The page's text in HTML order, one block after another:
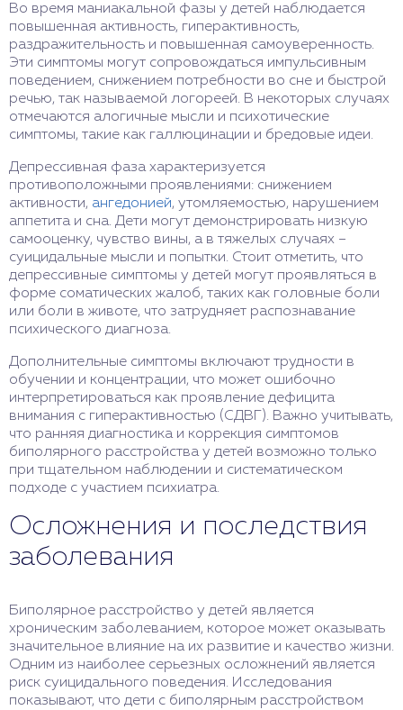
Во время маниакальной фазы у детей наблюдается
повышенная активность, гиперактивность,
раздражительность и повышенная самоуверенность.
Эти симптомы могут сопровождаться импульсивным
поведением, снижением потребности во сне и быстрой
речью, так называемой логореей. В некоторых случаях
отмечаются алогичные мысли и психотические
симптомы, такие как галлюцинации и бредовые идеи.
Депрессивная фаза характеризуется
противоположными проявлениями: снижением
активности, ангедонией, утомляемостью, нарушением
аппетита и сна. Дети могут демонстрировать низкую
самооценку, чувство вины, а в тяжелых случаях –
суицидальные мысли и попытки. Стоит отметить, что
депрессивные симптомы у детей могут проявляться в
форме соматических жалоб, таких как головные боли
или боли в животе, что затрудняет распознавание
психического диагноза.
Дополнительные симптомы включают трудности в
обучении и концентрации, что может ошибочно
интерпретироваться как проявление дефицита
внимания с гиперактивностью (СДВГ). Важно учитывать,
что ранняя диагностика и коррекция симптомов
биполярного расстройства у детей возможно только
при тщательном наблюдении и систематическом
подходе с участием психиатра.
Осложнения и последствия
заболевания
Биполярное расстройство у детей является
хроническим заболеванием, которое может оказывать
значительное влияние на их развитие и качество жизни.
Одним из наиболее серьезных осложнений является
риск суицидального поведения. Исследования
показывают, что дети с биполярным расстройством